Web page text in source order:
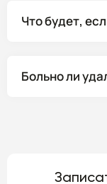
Что будет,
Больно ли